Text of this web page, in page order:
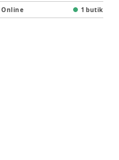
Online 1 butik